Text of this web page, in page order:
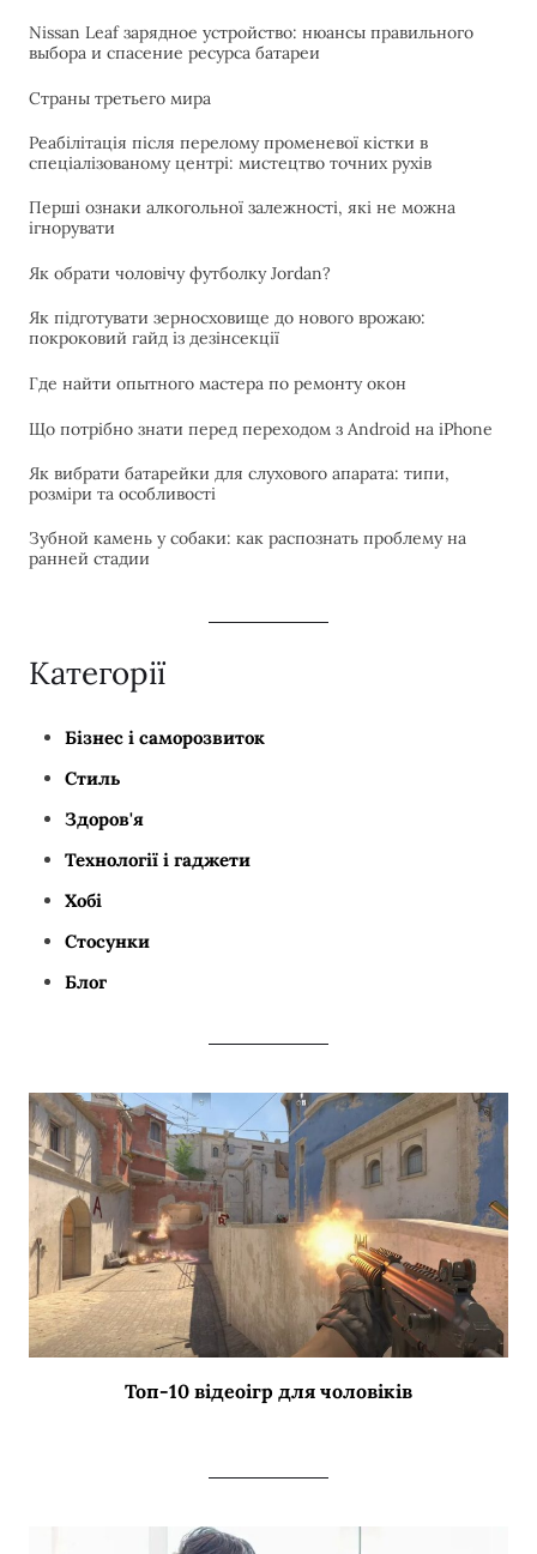
Nissan Leaf зарядное устройство: нюансы правильного
выбора и спасение ресурса батареи
Страны третьего мира
Реабілітація після перелому променевої кістки в
спеціалізованому центрі: мистецтво точних рухів
Перші ознаки алкогольної залежності, які не можна
ігнорувати
Як обрати чоловічу футболку Jordan?
Як підготувати зерносховище до нового врожаю:
покроковий гайд із дезінсекції
Где найти опытного мастера по ремонту окон
Що потрібно знати перед переходом з Android на iPhone
Як вибрати батарейки для слухового апарата: типи,
розміри та особливості
Зубной камень у собаки: как распознать проблему на
ранней стадии
Категорії
Бізнес і саморозвиток
Стиль
Здоров'я
Технології і гаджети
Хобі
Стосунки
Блог
Топ-10 відеоігр для чоловіків